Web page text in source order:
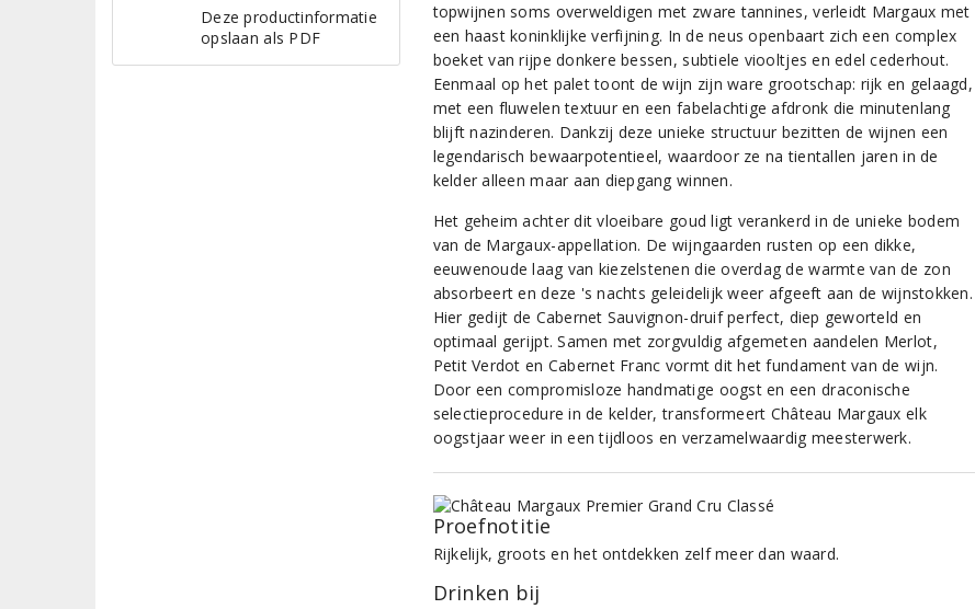
Deze productinformatie
opslaan als PDF
topwijnen soms overweldigen met zware tannines, verleidt Margaux met
een haast koninklijke verfijning. In de neus openbaart zich een complex
boeket van rijpe donkere bessen, subtiele viooltjes en edel cederhout.
Eenmaal op het palet toont de wijn zijn ware grootschap: rijk en gelaagd,
met een fluwelen textuur en een fabelachtige afdronk die minutenlang
blijft nazinderen. Dankzij deze unieke structuur bezitten de wijnen een
legendarisch bewaarpotentieel, waardoor ze na tientallen jaren in de
kelder alleen maar aan diepgang winnen.
Het geheim achter dit vloeibare goud ligt verankerd in de unieke bodem
van de Margaux-appellation. De wijngaarden rusten op een dikke,
eeuwenoude laag van kiezelstenen die overdag de warmte van de zon
absorbeert en deze 's nachts geleidelijk weer afgeeft aan de wijnstokken.
Hier gedijt de Cabernet Sauvignon-druif perfect, diep geworteld en
optimaal gerijpt. Samen met zorgvuldig afgemeten aandelen Merlot,
Petit Verdot en Cabernet Franc vormt dit het fundament van de wijn.
Door een compromisloze handmatige oogst en een draconische
selectieprocedure in de kelder, transformeert Château Margaux elk
oogstjaar weer in een tijdloos en verzamelwaardig meesterwerk.
Proefnotitie
Rijkelijk, groots en het ontdekken zelf meer dan waard.
Drinken bij